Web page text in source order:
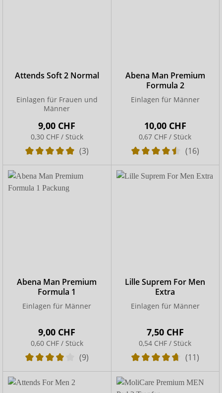
Attends Soft 2 Normal
Einlagen für Frauen und
Männer
9,00 CHF
0,30 CHF / Stück
(3)
Abena Man Premium
Formula 2
Einlagen für Männer
10,00 CHF
0,67 CHF / Stück
(16)
Abena Man Premium
Formula 1
Einlagen für Männer
9,00 CHF
0,60 CHF / Stück
(9)
Lille Suprem For Men
Extra
Einlagen für Männer
7,50 CHF
0,54 CHF / Stück
(11)